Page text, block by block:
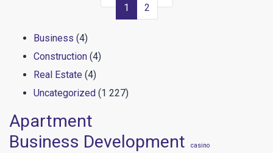
1 2
Business (4)
Construction (4)
Real Estate (4)
Uncategorized (1 227)
Apartment
Business Development
casino